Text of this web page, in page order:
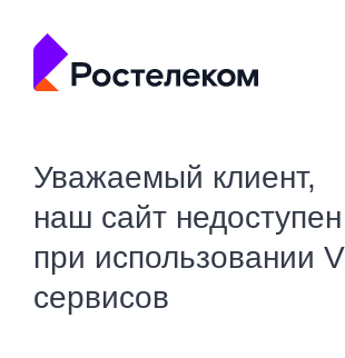
Уважаемый клиент,
наш сайт недоступен
при использовании
сервисов